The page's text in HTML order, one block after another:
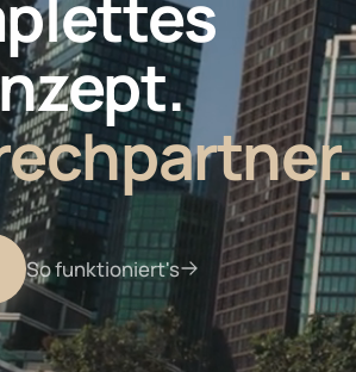
So funktioniert's